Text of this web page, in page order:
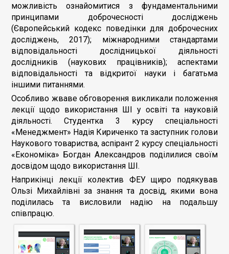
можливість ознайомитися з фундаментальними
принципами доброчесності досліджень
(Європейський кодекс поведінки для доброчесних
досліджень, 2017); міжнародними стандартами
відповідальності дослідницької діяльності
дослідників (наукових працівників); аспектами
відповідальності та відкритої науки і багатьма
іншими питаннями.
Особливо жваве обговорення викликали положення
лекції щодо використання ШІ у освіті та науковій
діяльності. Студентка 3 курсу спеціальності
«Менеджмент» Надія Кириченко та заступник голови
Наукового товариства, аспірант 2 курсу спеціальності
«Економіка» Богдан Александров поділилися своїм
досвідом щодо використання ШІ.
Наприкінці лекції колектив ФЕУ щиро подякував
Ользі Михайлівні за знання та досвід, якими вона
поділилась та висловили надію на подальшу
співпрацю.